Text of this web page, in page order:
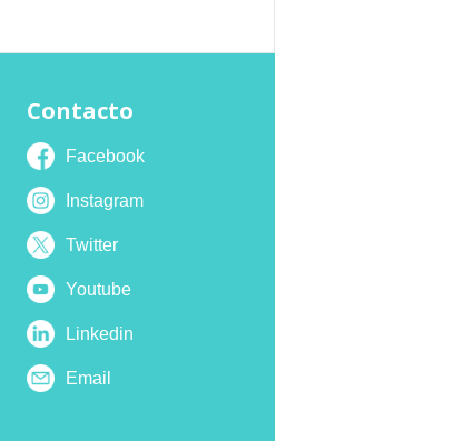
Contacto
Facebook
Instagram
Twitter
Youtube
Linkedin
Email